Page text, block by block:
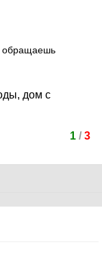
обращаешь
дом с
1/ 3